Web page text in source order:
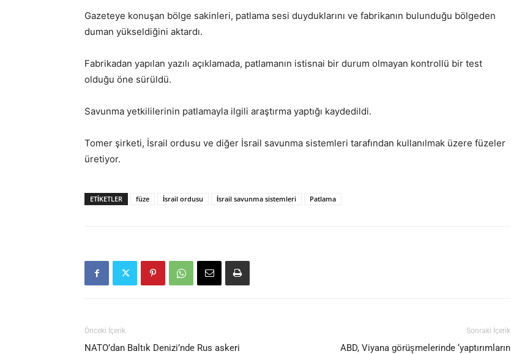
Gazeteye konuşan bölge sakinleri, patlama sesi duyduklarını ve fabrikanın bulunduğu bölgeden
duman yükseldiğini aktardı.
Fabrikadan yapılan yazılı açıklamada, patlamanın istisnai bir durum olmayan kontrollü bir test
olduğu öne sürüldü.
Savunma yetkililerinin patlamayla ilgili araştırma yaptığı kaydedildi.
Tomer şirketi, İsrail ordusu ve diğer İsrail savunma sistemleri tarafından kullanılmak üzere füzeler
üretiyor.
ETIKETLER füze İsrail ordusu İsrail savunma sistemleri Patlama
Önceki İçerik
NATO’dan Baltık Denizi’nde Rus askeri
Sonraki İçerik
ABD, Viyana görüşmelerinde ‘yaptırımların